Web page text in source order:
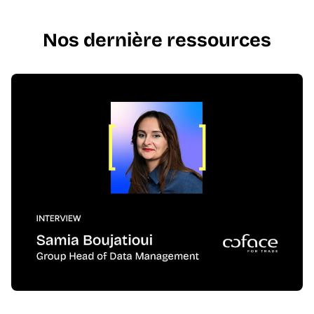
Nos dernière ressources